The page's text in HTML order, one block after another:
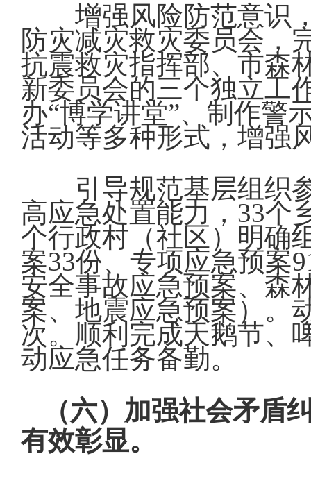
增强风险防范意识
防灾减灾救灾委员会，
抗震救灾指挥部、市森
新委员会的三个独立工
办“博学讲堂”、制作警
活动等多种形式，增强
引导规范基层组织
高应急处置能力，33个
个行政村（社区）明确
案33份、专项应急预案
安全事故应急预案、森
案、地震应急预案）。
次。顺利完成天鹅节、
动应急任务备勤。
（六）加强社会矛盾
有效彰显。